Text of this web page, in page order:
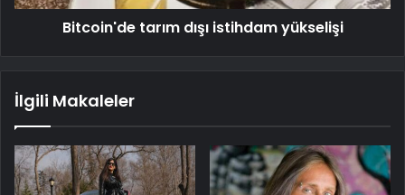
Bitcoin'de tarım dışı istihdam yükselişi
İlgili Makaleler